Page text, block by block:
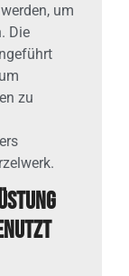
um
Die
zu